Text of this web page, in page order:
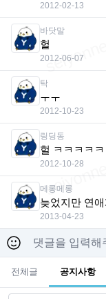
2012-02-13
바닷말
헐
2012-06-07
탁
ㅜㅜ
2012-10-23
링딩동
헐 ㅋㅋㅋㅋㅋ
2012-10-28
메롱메롱
늦었지만 연
2013-04-23
전체글 공지사항